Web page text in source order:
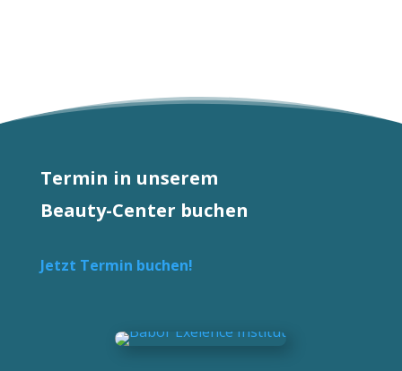
Termin in unserem
Beauty-Center buchen
Jetzt Termin buchen!